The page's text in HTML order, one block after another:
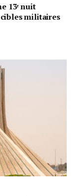
13ᵉ nuit
militaires